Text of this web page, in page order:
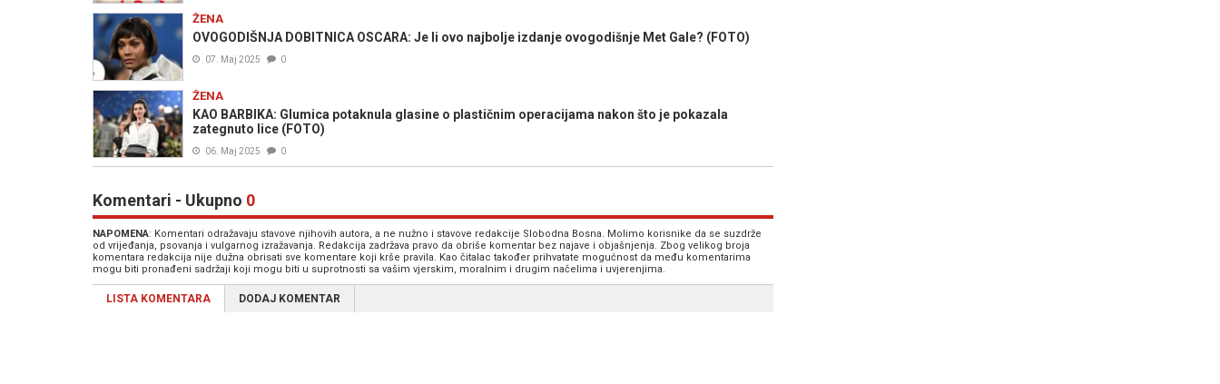
ŽENA
OVOGODIŠNJA DOBITNICA OSCARA: Je li ovo najbolje izdanje ovogodišnje Met Gale? (FOTO)
07. Maj 2025 0
ŽENA
KAO BARBIKA: Glumica potaknula glasine o plastičnim operacijama nakon što je pokazala
zategnuto lice (FOTO)
06. Maj 2025 0
Komentari - Ukupno 0
NAPOMENA: Komentari odražavaju stavove njihovih autora, a ne nužno i stavove redakcije Slobodna Bosna. Molimo korisnike da se suzdrže
od vrijeđanja, psovanja i vulgarnog izražavanja. Redakcija zadržava pravo da obriše komentar bez najave i objašnjenja. Zbog velikog broja
komentara redakcija nije dužna obrisati sve komentare koji krše pravila. Kao čitalac također prihvatate mogućnost da među komentarima
mogu biti pronađeni sadržaji koji mogu biti u suprotnosti sa vašim vjerskim, moralnim i drugim načelima i uvjerenjima.
LISTA KOMENTARA DODAJ KOMENTAR